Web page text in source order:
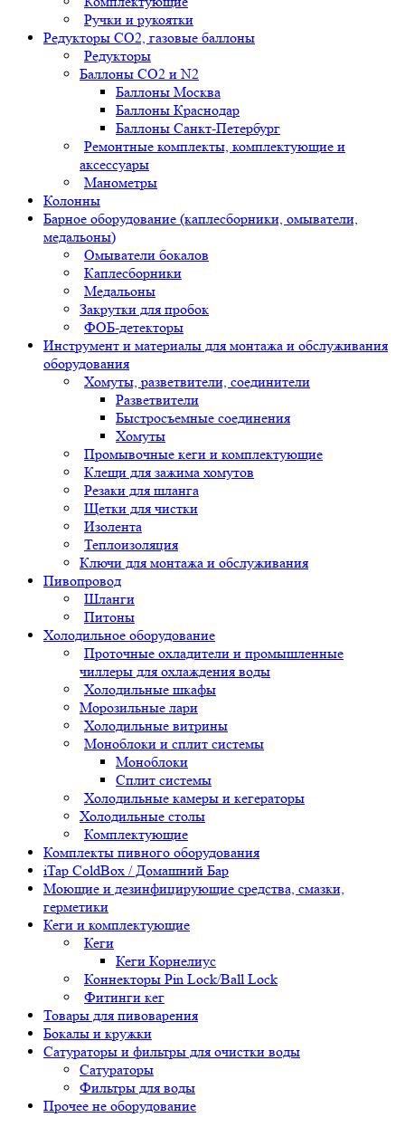
Ручки и рукоятки
Редукторы СО2, газовые баллоны
Редукторы
Баллоны СО2 и N2
Баллоны Москва
Баллоны Краснодар
Баллоны Санкт-Петербург
Ремонтные комплекты, комплектующие и
аксессуары
Манометры
Колонны
Барное оборудование (каплесборники, омыватели,
медальоны)
Омыватели бокалов
Каплесборники
Медальоны
Закрутки для пробок
ФОБ-детекторы
Инструмент и материалы для монтажа и обслуживания
оборудования
Хомуты, разветвители, соединители
Разветвители
Быстросъемные соединения
Хомуты
Промывочные кеги и комплектующие
Клещи для зажима хомутов
Резаки для шланга
Щетки для чистки
Изолента
Теплоизоляция
Ключи для монтажа и обслуживания
Пивопровод
Шланги
Питоны
Холодильное оборудование
Проточные охладители и промышленные
чиллеры для охлаждения воды
Холодильные шкафы
Морозильные лари
Холодильные витрины
Моноблоки и сплит системы
Моноблоки
Сплит системы
Холодильные камеры и кегераторы
Холодильные столы
Комплектующие
Комплекты пивного оборудования
iTap ColdBox / Домашний Бар
Моющие и дезинфицирующие средства, смазки,
герметики
Кеги и комплектующие
Кеги
Кеги Корнелиус
Коннекторы Pin Lock/Ball Lock
Фитинги кег
Товары для пивоварения
Бокалы и кружки
Сатураторы и фильтры для очистки воды
Сатураторы
Фильтры для воды
Прочее не оборудование